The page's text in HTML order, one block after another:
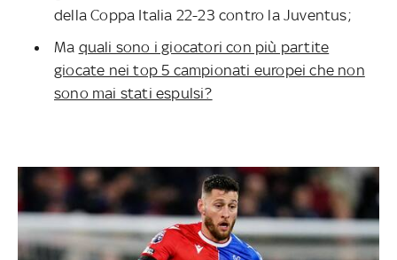
della Coppa Italia 22-23 contro la Juventus;
Ma quali sono i giocatori con più partite
giocate nei top 5 campionati europei che non
sono mai stati espulsi?